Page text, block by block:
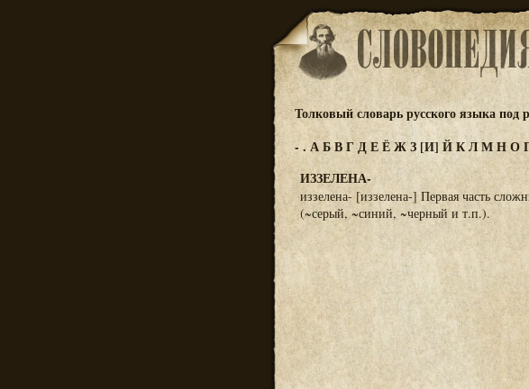
Толковый словарь русского языка
-. АБВГДЕЁЖЗ [И] ЙКЛМНО
ИЗЗЕЛЕНА-
иззелена- [иззелена-] Первая часть
(~серый, ~синий, ~черный и т.п.).